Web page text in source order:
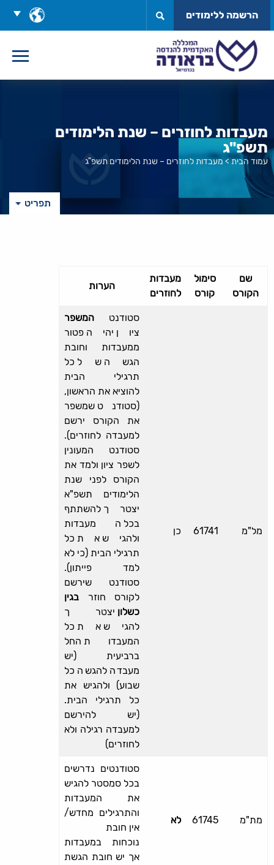
לתוכן
בחר
שפה
הרשמה ללימודים
מעבדות לחוזרים – שנת הלימודים
תשפ"ג
עמוד הבית>מעבדות לחוזרים – שנת הלימודים תשפ"ג
תפריט
שם
הקורס
סימול
קורס
מעבדות
לחוזרים
הערות
מל"מ 61741 כן
סטודנט המשפר
ציון יהיה פטור
ממעבדות וחובת
הגשה של כל
תרגילי הבית
להוציא את הראשון,
(סטודנט שמשפר
את הקורס ירשם
למעבדה לחוזרים).
סטודנט המעונין
לשפר ציון ולמד את
הקורס לפני שנת
הלימודים תשפ"א
יצטרך להשתתף
בכל המעבדות
ולהגיש את כל
תרגילי הבית (כי לא
למד פייתון).
סטודנט שירשם
לקורס חוזר בגין
כשלון יצטרך
להגיש את כל
המעבדות החל
ברביעית (יש
מעבדה להגשה כל
שבוע) ולהגיש את
כל תרגילי הבית.
(יש להירשם
למעבדה רגילה ולא
לחוזרים)
מת"מ 61745 לא
סטודנטים נדרשים
בכל סמסטר להגיש
את המעבדות
והתרגילים מחדש/
אין חובת
נוכחות במעבדות
אך יש חובת הגשת